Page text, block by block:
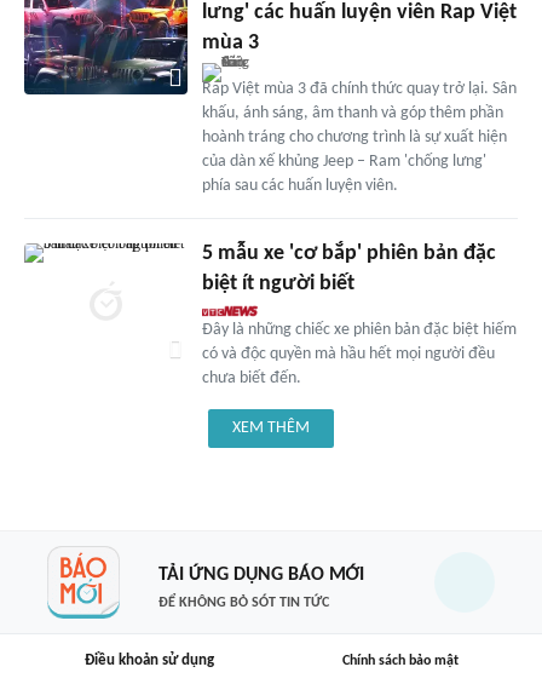
lưng' các huấn luyện viên Rap Việt
mùa 3
Rap Việt mùa 3 đã chính thức quay trở lại. Sân
khấu, ánh sáng, âm thanh và góp thêm phần
hoành tráng cho chương trình là sự xuất hiện
của dàn xế khủng Jeep – Ram 'chống lưng'
phía sau các huấn luyện viên.
5 mẫu xe 'cơ bắp' phiên bản đặc
biệt ít người biết
Đây là những chiếc xe phiên bản đặc biệt hiếm
có và độc quyền mà hầu hết mọi người đều
chưa biết đến.
XEM THÊM
TẢI ỨNG DỤNG BÁO MỚI
ĐỂ KHÔNG BỎ SÓT TIN TỨC
Điều khoản sử dụng Chính sách bảo mật